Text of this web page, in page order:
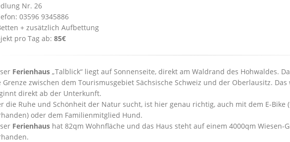
Nr. 26
03596 9345886
+ zusätzlich Aufbettung
pro Tag ab: 85€
Ferienhaus „Talblick“ liegt auf Sonnenseite, direkt am Waldrand des Hohwaldes.
Grenze zwischen dem Tourismusgebiet Sächsische Schweiz und der Oberlausitz.
direkt ab der Unterkunft.
die Ruhe und Schönheit der Natur sucht, ist hier genau richtig, auch mit dem E-Bike
oder dem Familienmitglied Hund.
Ferienhaus hat 82qm Wohnfläche und das Haus steht auf einem 4000qm Wiesen-